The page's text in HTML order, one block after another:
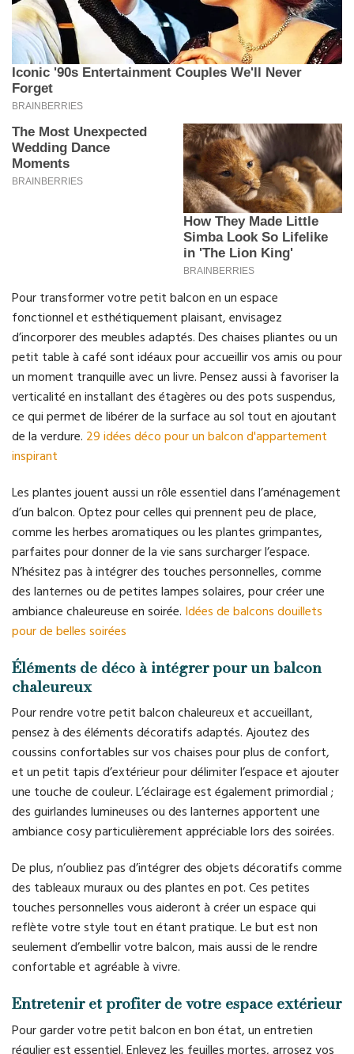
Pour transformer votre petit balcon en un espace
fonctionnel et esthétiquement plaisant, envisagez
d’incorporer des meubles adaptés. Des chaises pliantes ou un
petit table à café sont idéaux pour accueillir vos amis ou pour
un moment tranquille avec un livre. Pensez aussi à favoriser la
verticalité en installant des étagères ou des pots suspendus,
ce qui permet de libérer de la surface au sol tout en ajoutant
de la verdure. 29 idées déco pour un balcon d'appartement
inspirant
Les plantes jouent aussi un rôle essentiel dans l’aménagement
d’un balcon. Optez pour celles qui prennent peu de place,
comme les herbes aromatiques ou les plantes grimpantes,
parfaites pour donner de la vie sans surcharger l’espace.
N’hésitez pas à intégrer des touches personnelles, comme
des lanternes ou de petites lampes solaires, pour créer une
ambiance chaleureuse en soirée. Idées de balcons douillets
pour de belles soirées
Éléments de déco à intégrer pour un balcon
chaleureux
Pour rendre votre petit balcon chaleureux et accueillant,
pensez à des éléments décoratifs adaptés. Ajoutez des
coussins confortables sur vos chaises pour plus de confort,
et un petit tapis d’extérieur pour délimiter l’espace et ajouter
une touche de couleur. L’éclairage est également primordial ;
des guirlandes lumineuses ou des lanternes apportent une
ambiance cosy particulièrement appréciable lors des soirées.
De plus, n’oubliez pas d’intégrer des objets décoratifs comme
des tableaux muraux ou des plantes en pot. Ces petites
touches personnelles vous aideront à créer un espace qui
reflète votre style tout en étant pratique. Le but est non
seulement d’embellir votre balcon, mais aussi de le rendre
confortable et agréable à vivre.
Entretenir et profiter de votre espace extérieur
Pour garder votre petit balcon en bon état, un entretien
régulier est essentiel. Enlevez les feuilles mortes, arrosez vos